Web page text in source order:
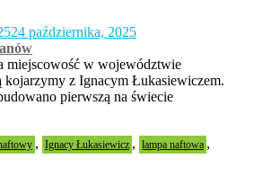
24 października, 2025
miejscowość w województwie
kojarzymy z Ignacym Łukasiewiczem.
pierwszą na świecie
, Ignacy Łukasiewicz , lampa naftowa ,